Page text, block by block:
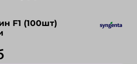
F1 (100шт)